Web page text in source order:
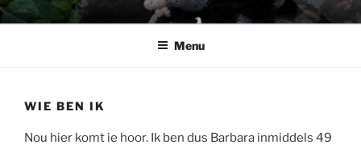
Ga
naarBABSHOP
Barbara's haak en cadeau winkeltje
Menu
WIE BEN IK
Nou hier komt ie hoor. Ik ben dus Barbara inmiddels 49